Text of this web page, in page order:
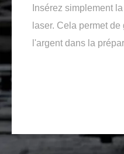
Insérez simplement
laser. Cela permet
l'argent dans la